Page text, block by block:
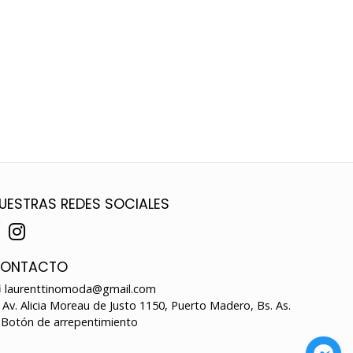
REDES SOCIALES
laurenttinomoda@gmail.com
Av. Alicia Moreau de Justo 1150, Puerto Madero, Bs. As.
de arrepentimiento